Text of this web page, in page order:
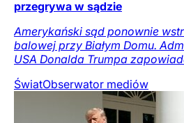
przegrywa w sądzie
Amerykański sąd ponownie
balowej przy Białym Domu.
USA Donalda Trumpa
ŚwiatObserwator mediów